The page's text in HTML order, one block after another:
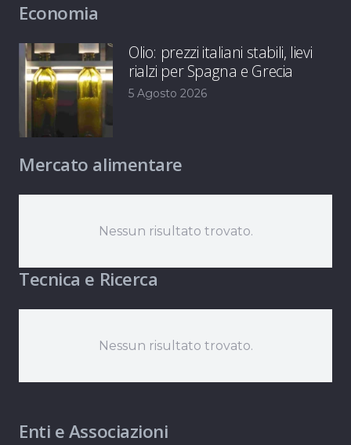
Economia
Olio: prezzi italiani stabili, lievi
rialzi per Spagna e Grecia
5 Agosto 2026
Mercato alimentare
Nessun risultato trovato.
Tecnica e Ricerca
Nessun risultato trovato.
Enti e Associazioni